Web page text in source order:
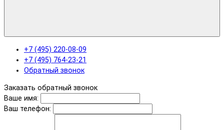
+7 (495) 220-08-09
+7 (495) 764-23-21
Обратный звонок
Заказать обратный звонок
Ваше имя:
Ваш телефон: